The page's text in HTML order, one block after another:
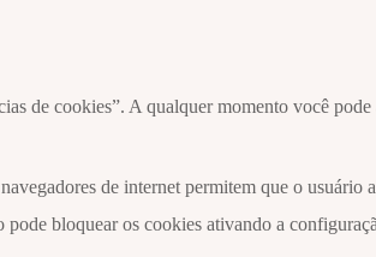
de cookies”. A qualquer momento você
de internet permitem que o usuário
bloquear os cookies ativando a